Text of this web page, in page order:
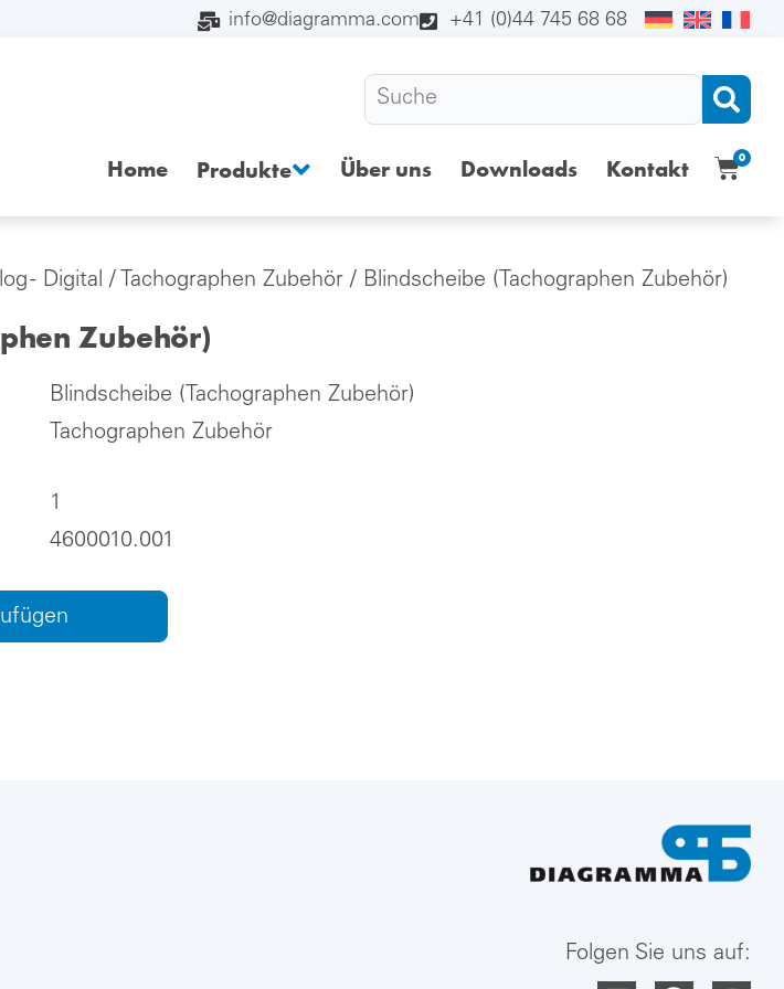
info@diagramma.com +41 (0)44 745 68 68
Home Produkte Über uns Downloads Kontakt 0
- Digital / Tachographen Zubehör / Blindscheibe (Tachographen Zubehör)
Zubehör)
Blindscheibe (Tachographen Zubehör)
Tachographen Zubehör
1
4600010.001
Folgen Sie uns auf: